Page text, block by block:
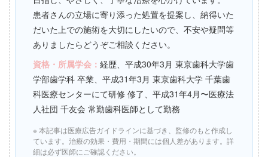
患者さんの立場に寄り添った処置を提案し、納得いた
だいた上での施術を大切にしたいので、不安や疑問等
ありましたらどうぞご相談ください。
資格・所属学会：経歴、平成30年3月 東京歯科大学歯
学部歯学科 卒業、平成31年3月 東京歯科大学 千葉歯
科医療センターにて研修 修了、平成31年4月〜医療法
人社団 千友会 常勤歯科医師として勤務
※ 本記事は医療広告ガイドラインに基づき、監修のもと作成し
ています。治療の効果・費用・期間には個人差があります。詳
細は必ず医師にご確認ください。